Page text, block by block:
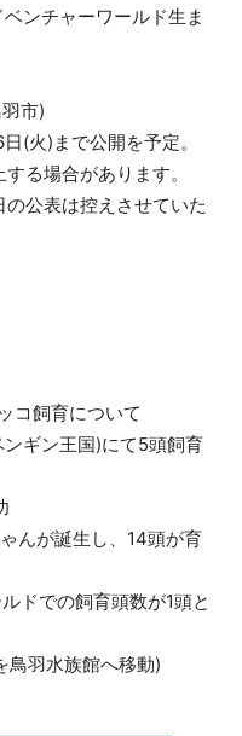
ンチャーワールド生ま
市)
(火)まで公開を予定。
る場合があります。
公表は控えさせていた
コ飼育について
ギン王国)にて5頭飼育
誕生し、14頭が育
ドでの飼育頭数が1頭と
羽水族館へ移動)